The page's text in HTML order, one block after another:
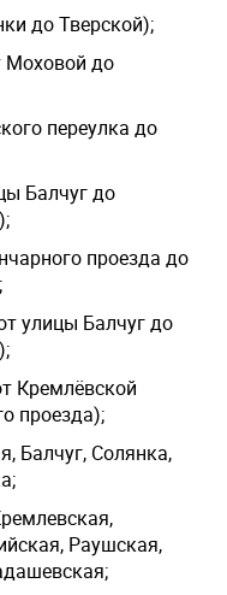
до Тверской);
Моховой до
переулка до
Балчуг до
проезда до
улицы Балчуг до
Кремлёвской
проезда);
Балчуг, Солянка,
Раушская,